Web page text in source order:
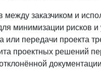
между заказчиком и
минимизации рисков
или передачи проекта
проектных решений